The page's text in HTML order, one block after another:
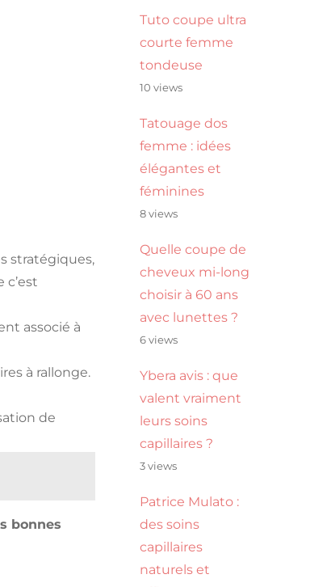
stratégiques,
associé à
à rallonge.
de
bonnes
Tuto coupe ultra
courte femme
tondeuse
10 views
Tatouage dos
femme : idées
élégantes et
féminines
8 views
Quelle coupe de
cheveux mi-long
choisir à 60 ans
avec lunettes ?
6 views
Ybera avis : que
valent vraiment
leurs soins
capillaires ?
3 views
Patrice Mulato :
des soins
capillaires
naturels et